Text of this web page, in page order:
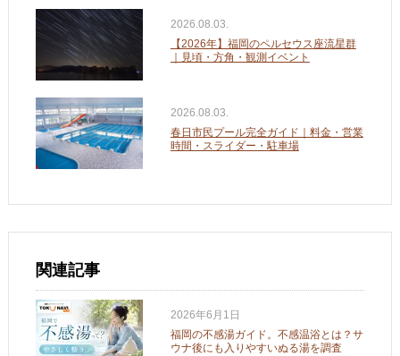
2026.08.03.
【2026年】福岡のペルセウス座流星群
｜見頃・方角・観測イベント
2026.08.03.
春日市民プール完全ガイド｜料金・営業
時間・スライダー・駐車場
関連記事
2026年6月1日
福岡の不感湯ガイド。不感温浴とは？サ
ウナ後にも入りやすいぬる湯を調査